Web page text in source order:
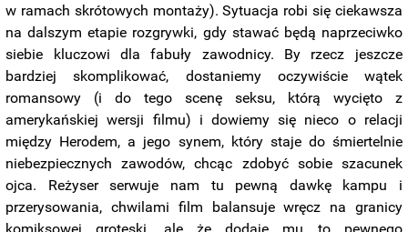
w ramach skrótowych montaży). Sytuacja robi się ciekawsza
na dalszym etapie rozgrywki, gdy stawać będą naprzeciwko
siebie kluczowi dla fabuły zawodnicy. By rzecz jeszcze
bardziej skomplikować, dostaniemy oczywiście wątek
romansowy (i do tego scenę seksu, którą wycięto z
amerykańskiej wersji filmu) i dowiemy się nieco o relacji
między Herodem, a jego synem, który staje do śmiertelnie
niebezpiecznych zawodów, chcąc zdobyć sobie szacunek
ojca. Reżyser serwuje nam tu pewną dawkę kampu i
przerysowania, chwilami film balansuje wręcz na granicy
komiksowej groteski, ale że dodaje mu to pewnego